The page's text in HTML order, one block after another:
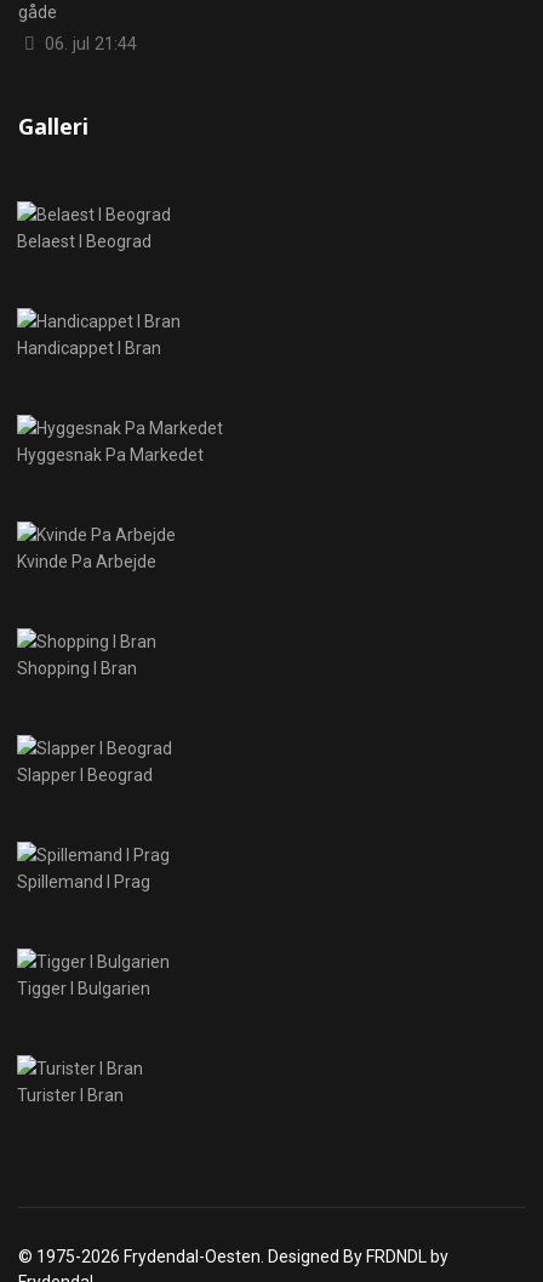
gåde
Detaljer
06. jul 21:44
Galleri
Belaest I Beograd
Handicappet I Bran
Hyggesnak Pa Markedet
Kvinde Pa Arbejde
Shopping I Bran
Slapper I Beograd
Spillemand I Prag
Tigger I Bulgarien
Turister I Bran
© 1975-2026 Frydendal-Oesten. Designed By FRDNDL by